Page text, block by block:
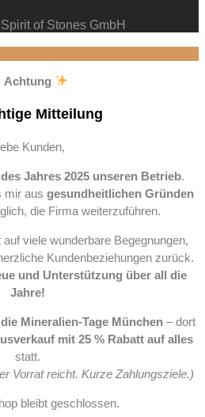
of Stones GmbH
Achtung
Mitteilung
Kunden,
Jahres 2025 unseren Betrieb.
mir aus gesundheitlichen Gründen
die Firma weiterzuführen.
viele wunderbare Begegnungen,
Kundenbeziehungen zurück.
und Unterstützung über all die
Jahre!
Mineralien-Tage München– dort
mit 25 % Rabatt auf alles
statt.
Vorrat reicht. Kurze Zahlungsziele.)
bleibt geschlossen.